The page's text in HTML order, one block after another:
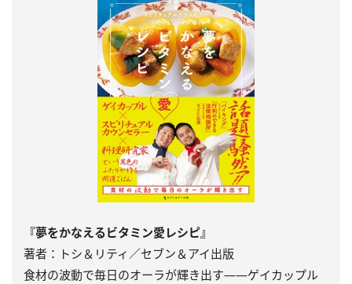
『夢をかなえるビタミン愛レシピ』
著者：トシ＆リティ／セブン＆アイ出版
食材の波動で毎日のオーラが輝き出す――ゲイカップル